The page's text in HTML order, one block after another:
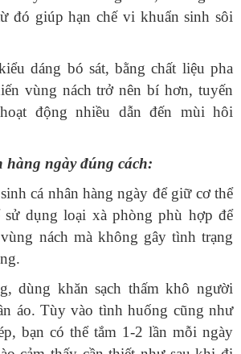
đó giúp hạn chế vi khuẩn sinh sôi
vùng nách trở nên bí hơn, tuyến
động nhiều dẫn đến mùi hôi
hàng ngày đúng cách:
dụng loại xà phòng phù hợp để
nách mà không gây tình trạng
áo. Tùy vào tình huống cũng như
bạn có thể tắm 1-2 lần mỗi ngày